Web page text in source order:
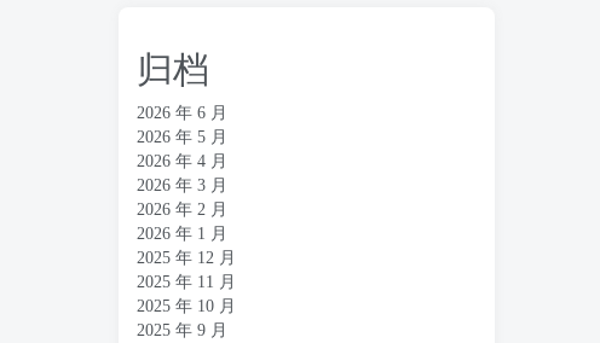
归档
2026 年 6 月
2026 年 5 月
2026 年 4 月
2026 年 3 月
2026 年 2 月
2026 年 1 月
2025 年 12 月
2025 年 11 月
2025 年 10 月
2025 年 9 月